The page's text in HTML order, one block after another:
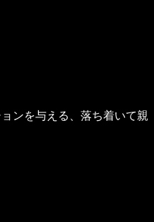
ンを与える、落ち着いて親